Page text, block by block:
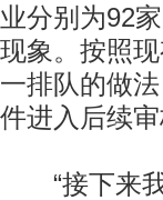
业分别为92
现象。按照
一排队的做
件进入后续
“接下来我